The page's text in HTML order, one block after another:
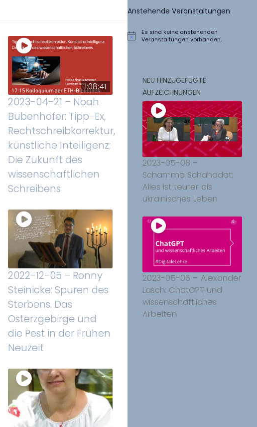
1:08:41
2023-04-21 – Noah
Bubenhofer: Tipp-Ex,
Rechtschreibkorrektur,
künstliche Intelligenz:
Die Zukunft des
wissenschaftlichen
Schreibens
2022-12-05 – Ronny
Steinicke: Spuren des
Sterbens. Das
Osterzgebirge und
die Pest in der Frühen
Neuzeit
Anstehende Veranstaltungen
Hinweis
Es sind keine anstehenden
Veranstaltungen vorhanden.
NEU HINZUGEFÜGTE
AUFZEICHNUNGEN
2023-05-08 –
Schamma Schahadat:
Alles ist teurer als
ukrainisches Leben
2023-05-06 – Alexander
Lasch: ChatGPT und
wissenschaftliches
Arbeiten